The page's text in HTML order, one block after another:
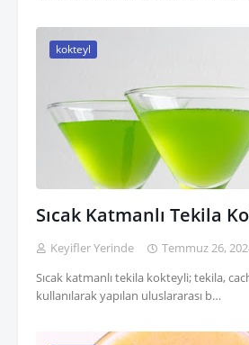
kokteyl
Sıcak Katmanlı Tekila
Keyifler Yerinde
Temmuz 26,
Sıcak katmanlı tekila kokteyli; tekila,
kullanılarak yapılan uluslararası b…